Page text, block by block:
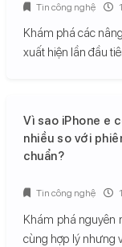
Khám phá các
xuất hiện lần đầu
Tin công nghệ
Vì sao iPhone e
nhiều so với
chuẩn?
Khám phá nguyên
cùng hợp lý nhưng
Tin công nghệ